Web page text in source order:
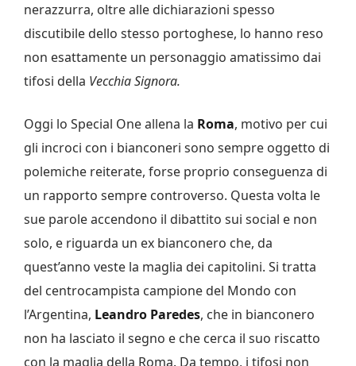
nerazzurra, oltre alle dichiarazioni spesso
discutibile dello stesso portoghese, lo hanno reso
non esattamente un personaggio amatissimo dai
tifosi della Vecchia Signora.
Oggi lo Special One allena la Roma, motivo per cui
gli incroci con i bianconeri sono sempre oggetto di
polemiche reiterate, forse proprio conseguenza di
un rapporto sempre controverso. Questa volta le
sue parole accendono il dibattito sui social e non
solo, e riguarda un ex bianconero che, da
quest’anno veste la maglia dei capitolini. Si tratta
del centrocampista campione del Mondo con
l’Argentina, Leandro Paredes, che in bianconero
non ha lasciato il segno e che cerca il suo riscatto
con la maglia della Roma. Da tempo, i tifosi non